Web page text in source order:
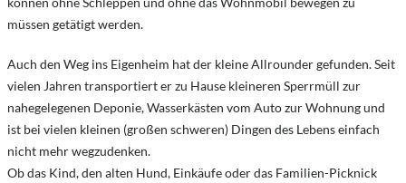
müssen getätigt werden.
Auch den Weg ins Eigenheim hat der kleine Allrounder gefunden. Seit
vielen Jahren transportiert er zu Hause kleineren Sperrmüll zur
nahegelegenen Deponie, Wasserkästen vom Auto zur Wohnung und
ist bei vielen kleinen (großen schweren) Dingen des Lebens einfach
nicht mehr wegzudenken.
Ob das Kind, den alten Hund, Einkäufe oder das Familien-Picknick